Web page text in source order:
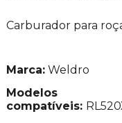
Carburador para
Marca:Weldro
Modelos
compatíveis: